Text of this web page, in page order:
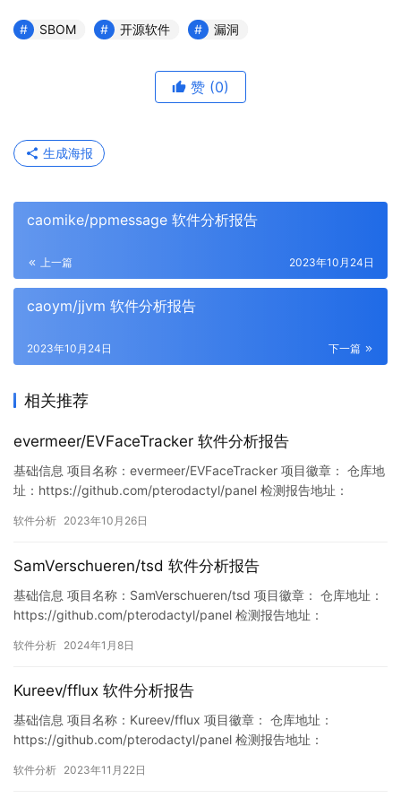
SBOM 开源软件 漏洞
赞 (0)
生成海报
caomike/ppmessage 软件分析报告
上一篇 2023年10月24日
caoym/jjvm 软件分析报告
下一篇
2023年10月24日
相关推荐
evermeer/EVFaceTracker 软件分析报告
基础信息 项目名称：evermeer/EVFaceTracker 项目徽章： 仓库地
址：https://github.com/pterodactyl/panel 检测报告地址：
90496/1717567003376091136 此报告由Murphys…
软件分析 2023年10月26日
SamVerschueren/tsd 软件分析报告
基础信息 项目名称：SamVerschueren/tsd 项目徽章： 仓库地址：
https://github.com/pterodactyl/panel 检测报告地址：
44640/1744049738353094656 此报告由Murphysec提供…
软件分析 2024年1月8日
Kureev/fflux 软件分析报告
基础信息 项目名称：Kureev/fflux 项目徽章： 仓库地址：
https://github.com/pterodactyl/panel 检测报告地址：
48992/1727091766498119680 此报告由Murphysec提供 漏洞列
软件分析 2023年11月22日